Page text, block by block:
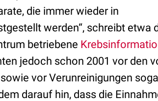
die immer wieder in
werden“, schreibt etwa
betriebene
jedoch schon 2001 vor den
vor Verunreinigungen
darauf hin, dass die